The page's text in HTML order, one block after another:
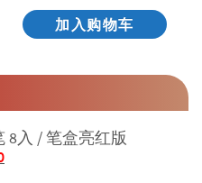
加入购物车
8入 / 笔盒亮红版
当